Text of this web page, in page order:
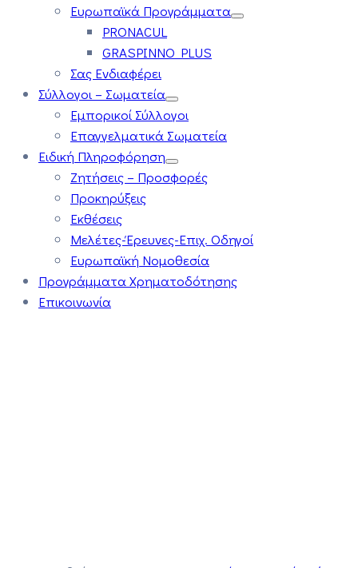
Ευρωπαϊκά Προγράμματα
PRONACUL
GRASPINNO PLUS
Σας Ενδιαφέρει
Σύλλογοι – Σωματεία
Εμπορικοί Σύλλογοι
Επαγγελματικά Σωματεία
Ειδική Πληροφόρηση
Ζητήσεις – Προσφορές
Προκηρύξεις
Εκθέσεις
Μελέτες-Έρευνες-Επιχ. Οδηγοί
Ευρωπαϊκή Νομοθεσία
Προγράμματα Χρηματοδότησης
Επικοινωνία